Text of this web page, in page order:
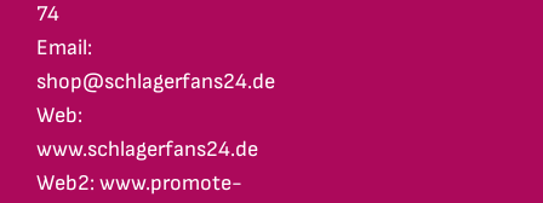
74
Email:
shop@schlagerfans24.de
Web:
www.schlagerfans24.de
Web2: www.promote-